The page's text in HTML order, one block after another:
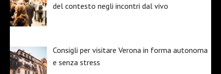
del contesto negli incontri dal vivo
Consigli per visitare Verona in forma autonoma
e senza stress